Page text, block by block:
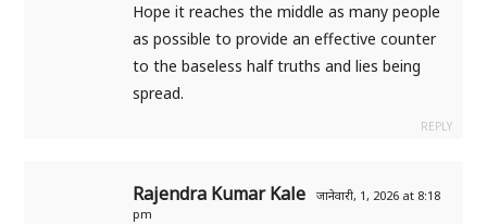
Hope it reaches the middle as many people
as possible to provide an effective counter
to the baseless half truths and lies being
spread.
REPLY
Rajendra Kumar Kale
जानेवारी, 1, 2026 at 8:18
pm